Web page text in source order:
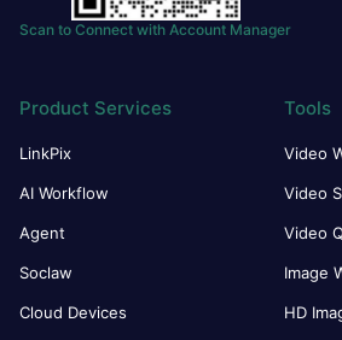
Scan to Connect with Account Manager
Product Services
LinkPix
AI Workflow
Agent
Soclaw
Cloud Devices
Tools
Video
Video
Video
Image
HD